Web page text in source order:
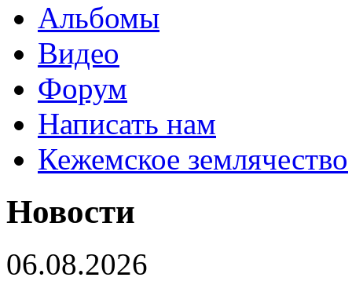
Альбомы
Видео
Форум
Написать нам
Кежемское землячество
Новости
06.08.2026